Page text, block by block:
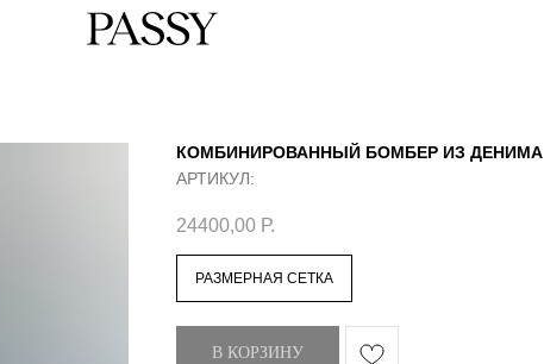
КОМБИНИРОВАННЫЙ БОМБЕР ИЗ ДЕНИМА
АРТИКУЛ:
24400,00 Р.
РАЗМЕРНАЯ СЕТКА
В КОРЗИНУ